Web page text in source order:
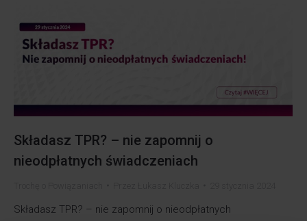
Składasz TPR? – nie zapomnij o
nieodpłatnych świadczeniach
Składasz TPR? – nie zapomnij o nieodpłatnych